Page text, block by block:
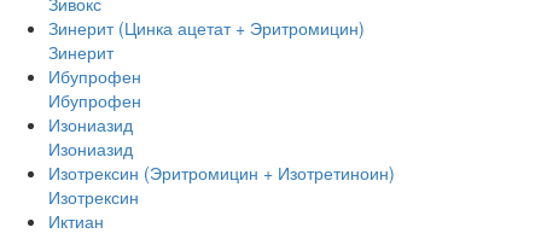
Зинерит (Цинка ацетат + Эритромицин)
Зинерит
Ибупрофен
Ибупрофен
Изониазид
Изониазид
Изотрексин (Эритромицин + Изотретиноин)
Изотрексин
Иктиан